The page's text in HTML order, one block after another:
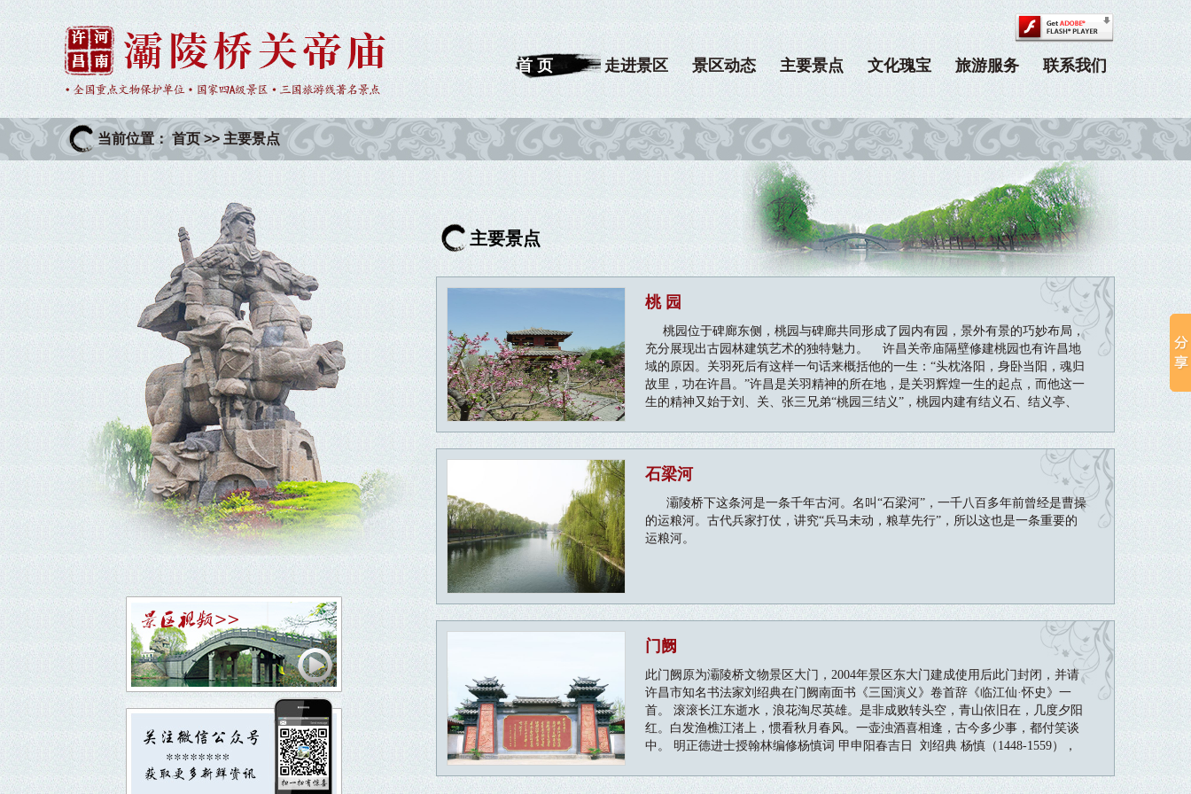
首 页 走进景区 景区动态 主要景点 文化瑰宝 旅游服务 联系我们
当前位置：首页>> 主要景点
主要景点
桃 园
桃园位于碑廊东侧，桃园与碑廊共同形成了园内有园，景外有景的巧妙布局，
充分展现出古园林建筑艺术的独特魅力。 许昌关帝庙隔壁修建桃园也有许昌地
域的原因。关羽死后有这样一句话来概括他的一生：“头枕洛阳，身卧当阳，魂归
故里，功在许昌。”许昌是关羽精神的所在地，是关羽辉煌一生的起点，而他这一
生的精神又始于刘、关、张三兄弟“桃园三结义”，桃园内建有结义石、结义亭、
石梁河
灞陵桥下这条河是一条千年古河。名叫“石梁河”，一千八百多年前曾经是曹操
的运粮河。古代兵家打仗，讲究“兵马未动，粮草先行”，所以这也是一条重要的
运粮河。
门阙
此门阙原为灞陵桥文物景区大门，2004年景区东大门建成使用后此门封闭，并请
许昌市知名书法家刘绍典在门阙南面书《三国演义》卷首辞《临江仙·怀史》一
首。 滚滚长江东逝水，浪花淘尽英雄。是非成败转头空，青山依旧在，几度夕阳
红。白发渔樵江渚上，惯看秋月春风。一壶浊酒喜相逢，古今多少事，都付笑谈
中。 明正德进士授翰林编修杨慎词 甲申阳春吉日 刘绍典 杨慎（1448-1559），
著有《升庵全集》、《滇程记》、《丹铅总录》、《古音猎要》等，为明中叶文